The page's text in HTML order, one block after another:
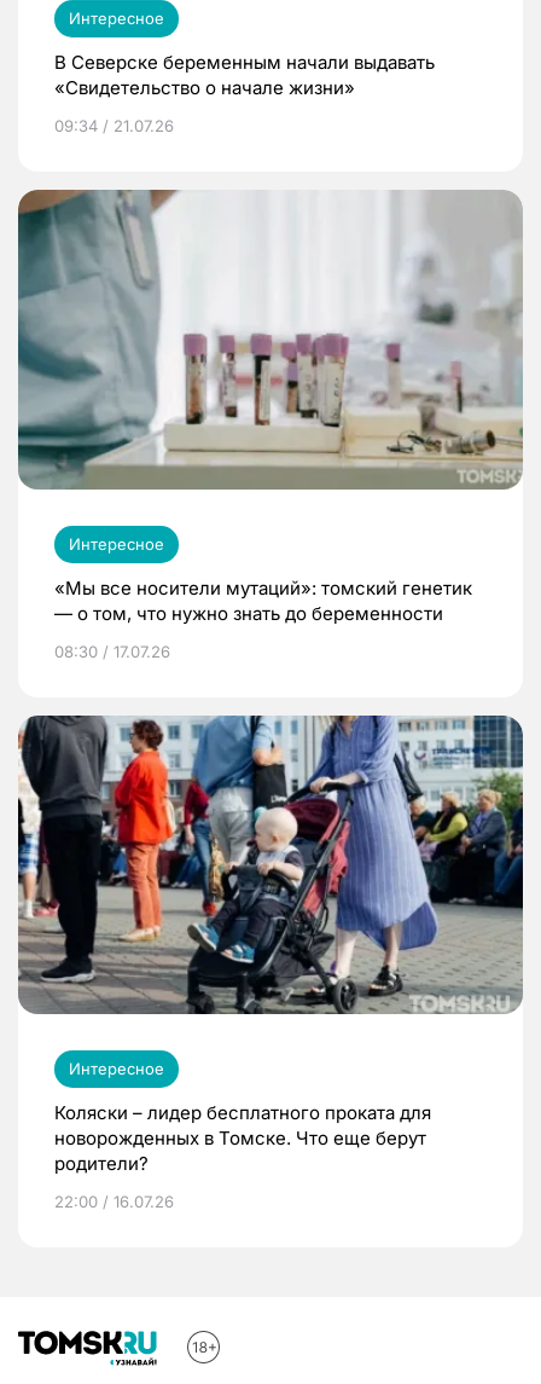
Интересное
В Северске беременным начали выдавать
«Свидетельство о начале жизни»
09:34 / 21.07.26
Интересное
«Мы все носители мутаций»: томский генетик
— о том, что нужно знать до беременности
08:30 / 17.07.26
Интересное
Коляски – лидер бесплатного проката для
новорожденных в Томске. Что еще берут
родители?
22:00 / 16.07.26